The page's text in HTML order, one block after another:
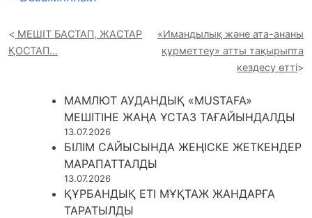
МЕШІТ БАСТАП, ЖАСТАР
ҚОСТАП…
«Имандылық және ата-ананы
құрметтеу» атты тақырыпта
кездесу өтті
МАМЛЮТ АУДАНДЫҚ «MUSTAFA»
МЕШІТІНЕ ЖАҢА ҰСТАЗ ТАҒАЙЫНДАЛДЫ
13.07.2026
БІЛІМ САЙЫСЫНДА ЖЕҢІСКЕ ЖЕТКЕНДЕР
МАРАПАТТАЛДЫ
13.07.2026
ҚҰРБАНДЫҚ ЕТІ МҰҚТАЖ ЖАНДАРҒА
ТАРАТЫЛДЫ